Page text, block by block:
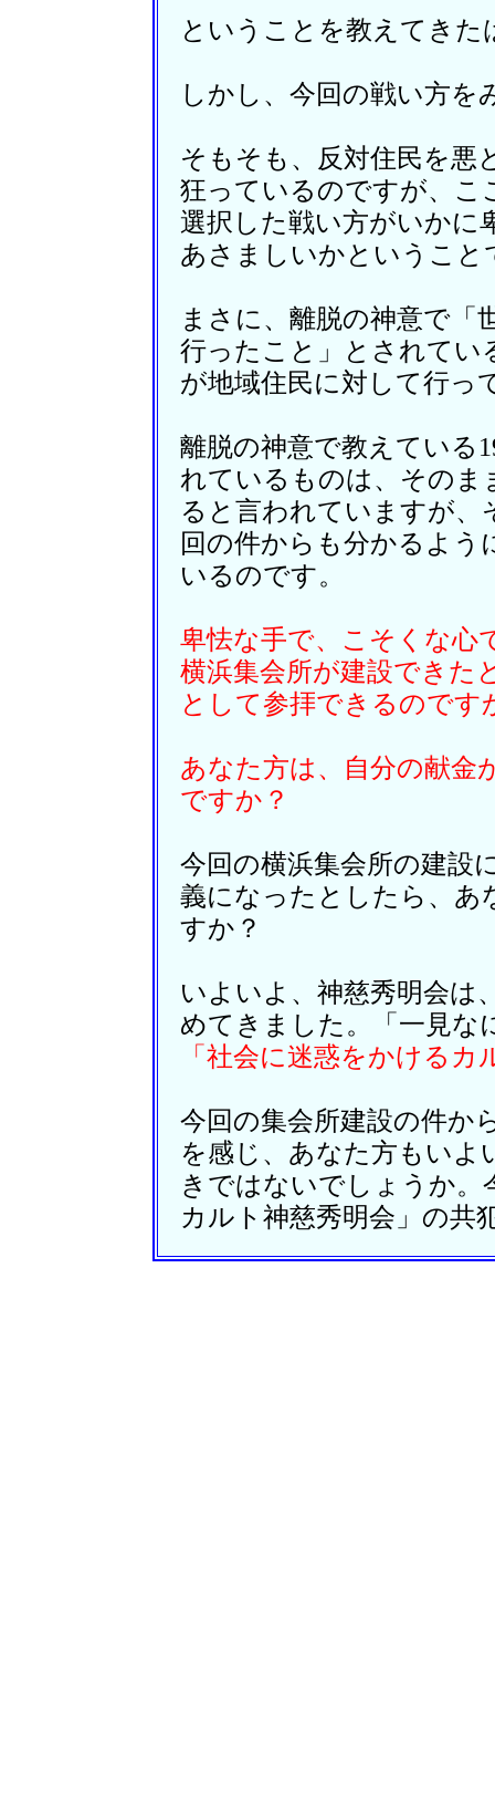
ということを教えてきた
しかし、今回の戦い方を
そもそも、反対住民を悪
狂っているのですが、こ
選択した戦い方がいかに
あさましいかということ
まさに、離脱の神意で「
行ったこと」とされてい
が地域住民に対して行っ
離脱の神意で教えている
れているものは、そのま
ると言われていますが、
回の件からも分かるよう
いるのです。
卑怯な手で、こそくな心
横浜集会所が建設できた
として参拝できるのです
あなた方は、自分の献金
ですか？
今回の横浜集会所の建設
義になったとしたら、あ
すか？
いよいよ、神慈秀明会は
めてきました。「一見な
「社会に迷惑をかけるカ
今回の集会所建設の件か
を感じ、あなた方もいよ
きではないでしょうか。
カルト神慈秀明会」の共